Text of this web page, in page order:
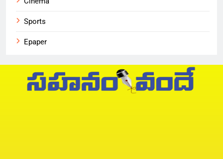
Sports
Epaper